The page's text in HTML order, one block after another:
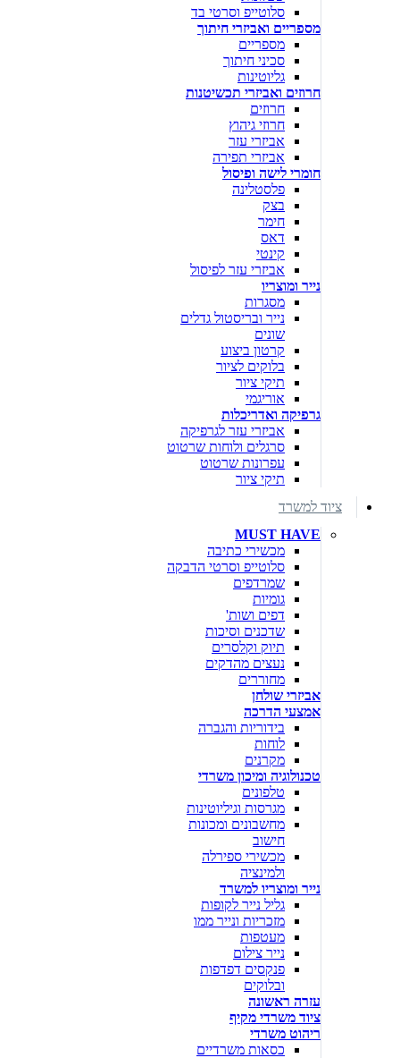
סלוטייפ וסרטי בד
מספריים ואביזרי חיתוך
מספריים
סכיני חיתוך
גליוטינות
חרוזים ואביזרי תכשיטנות
חרוזים
חרוזי גיהוץ
אביזרי עזר
אביזרי תפירה
חומרי לישה ופיסול
פלסטלינה
בצק
חימר
דאס
קינטי
אביזרי עזר לפיסול
נייר ומוצריו
מסגרות
נייר ובריסטול גדלים
שונים
קרטון ביצוע
בלוקים לציור
תיקי ציור
אוריגמי
גרפיקה ואדריכלות
אביזרי עזר לגרפיקה
סרגלים ולוחות שרטוט
עפרונות שרטוט
תיקי ציור
ציוד למשרד
MUST HAVE
מכשירי כתיבה
סלוטייפ וסרטי הדבקה
שמרדפים
גומיות
דפים ושות'
שדכנים וסיכות
תיוק וקלסרים
נעצים מהדקים
מחוררים
אביזרי שולחן
אמצעי הדרכה
בידוריות והגברה
לוחות
מקרנים
טכנולוגיה ומיכון משרדי
טלפונים
מגרסות וגיליוטינות
מחשבונים ומכונות
חישוב
מכשירי ספירלה
ולמינציה
נייר ומוצריו למשרד
גליל נייר לקופות
מזכריות ונייר ממו
מעטפות
נייר צילום
פנקסים דפדפות
ובלוקים
עזרה ראשונה
ציוד משרדי מקיף
ריהוט משרדי
כסאות משרדיים